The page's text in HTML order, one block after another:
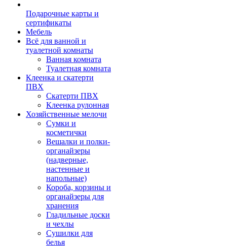
Подарочные карты и
сертификаты
Мебель
Всё для ванной и
туалетной комнаты
Ванная комната
Туалетная комната
Клеенка и скатерти
ПВХ
Скатерти ПВХ
Клеенка рулонная
Хозяйственные мелочи
Сумки и
косметички
Вешалки и полки-
органайзеры
(надверные,
настенные и
напольные)
Короба, корзины и
органайзеры для
хранения
Гладильные доски
и чехлы
Сушилки для
белья